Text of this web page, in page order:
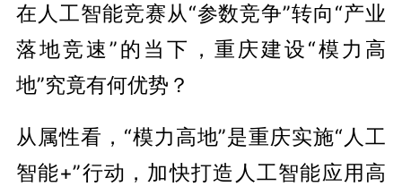
在人工智能竞赛从“参数竞争”转向“产业
落地竞速”的当下，重庆建设“模力高
地”究竟有何优势？
从属性看，“模力高地”是重庆实施“人工
智能+”行动，加快打造人工智能应用高